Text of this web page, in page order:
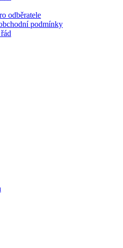
odběratele
podmínky